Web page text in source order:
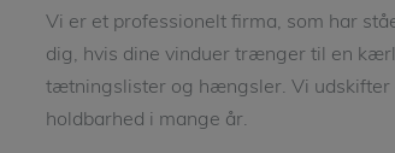
Vi er et professionelt firma, som har
dig, hvis dine vinduer trænger til en
tætningslister og hængsler. Vi udskifter
holdbarhed i mange år.